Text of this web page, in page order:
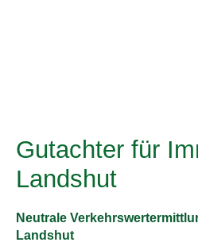
Gutachter für
Landshut
Neutrale
Landshut